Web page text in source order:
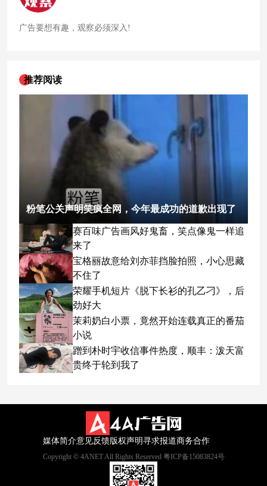
美卡GR卡罗拉玩具会同步出现在套餐中，当按下玩具车底部的
广告要想有趣，观察必须深入!
推荐阅读
粉笔公关声明笑疯全网，今年最成功的道歉出现了
赛百味广告画风好鬼畜，笑点像鬼一样追
来了
宝格丽故意给刘亦菲挡脸拍照，小心思藏
不住了
荣耀手机短片《脱下长衫的孔乙刁》，后
劲好大
茉莉奶白小票，竟然开始连载真正的番茄
小说
蹭到朴时宇收信事件热度，顺丰：泼天富
贵终于轮到我了
媒体简介意见反馈版权声明寻求报道商务合作
Copyright © 4ANET All Rights Reserved 粤ICP备15083824号